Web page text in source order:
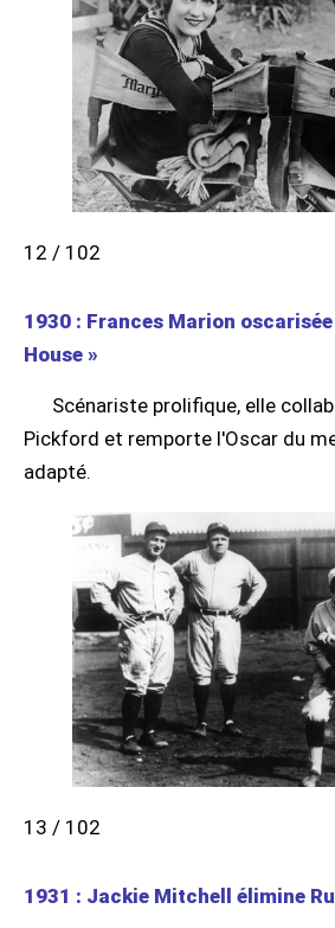
12 / 102
1930 : Frances Marion
House »
Scénariste prolifique, elle
Pickford et remporte l'Oscar du
adapté.
13 / 102
1931 : Jackie Mitchell élimine